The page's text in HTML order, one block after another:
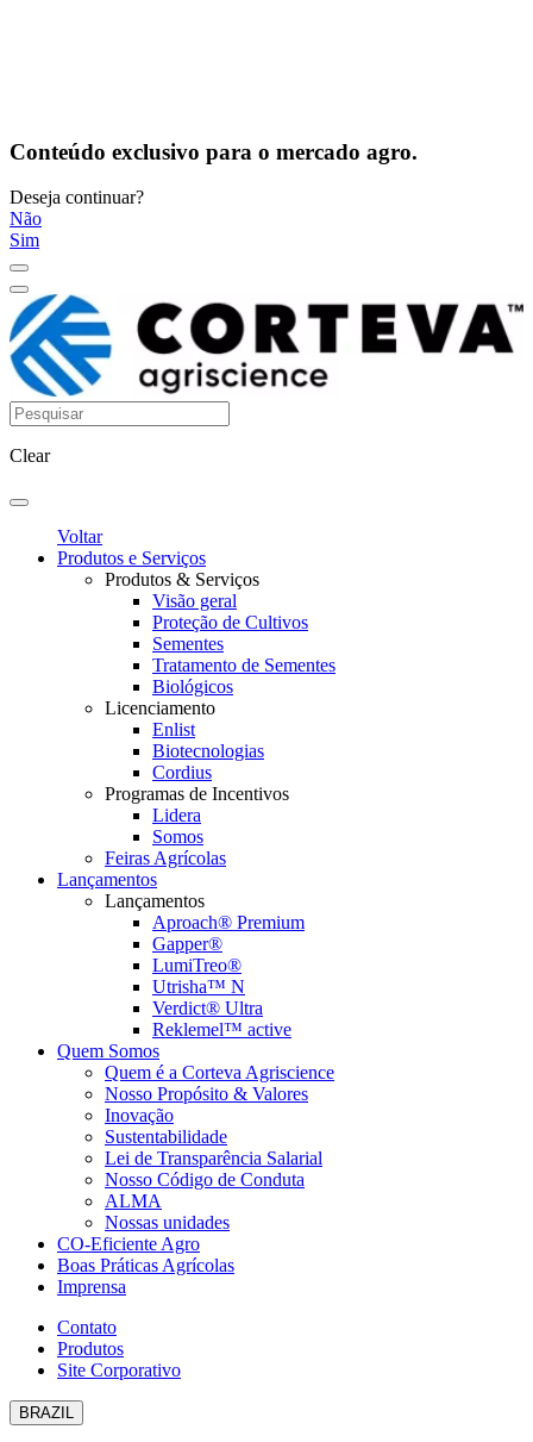
Conteúdo exclusivo para o mercado agro.
Deseja continuar?
Não
Sim
Clear
Voltar
Produtos e Serviços
Produtos & Serviços
Visão geral
Proteção de Cultivos
Sementes
Tratamento de Sementes
Biológicos
Licenciamento
Enlist
Biotecnologias
Cordius
Programas de Incentivos
Lidera
Somos
Feiras Agrícolas
Lançamentos
Lançamentos
Aproach® Premium
Gapper®
LumiTreo®
Utrisha™ N
Verdict® Ultra
Reklemel™ active
Quem Somos
Quem é a Corteva Agriscience
Nosso Propósito & Valores
Inovação
Sustentabilidade
Lei de Transparência Salarial
Nosso Código de Conduta
ALMA
Nossas unidades
CO-Eficiente Agro
Boas Práticas Agrícolas
Imprensa
Contato
Produtos
Site Corporativo
BRAZIL